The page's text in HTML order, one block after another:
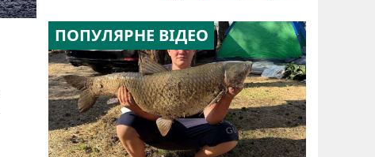
ПОПУЛЯРНЕ ВІДЕО